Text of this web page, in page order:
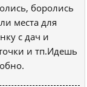
боролись
места для
с дач и
и тп.Идешь